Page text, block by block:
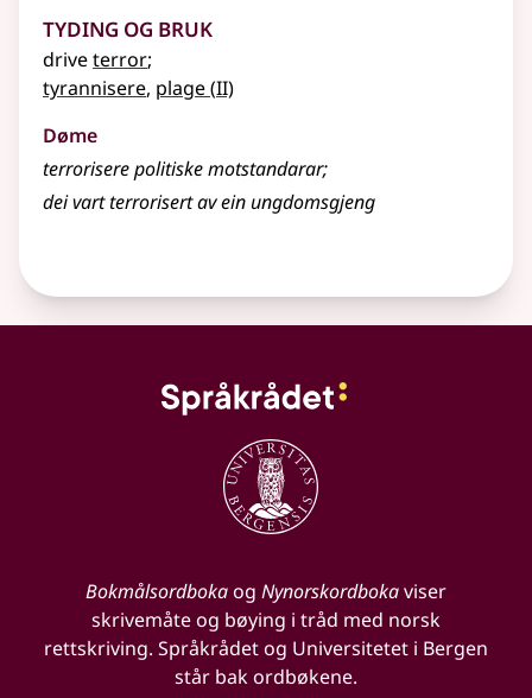
Tyding og bruk
driveterror;
tyrannisere, plage(2
II)
Døme
terrorisere politiske motstandarar;
dei vart terrorisert av ein ungdomsgjeng
Bokmålsordbokaog Nynorskordbokaviser
skrivemåte og bøying i tråd med norsk
rettskriving. Språkrådet og Universitetet i Bergen
står bak ordbøkene.